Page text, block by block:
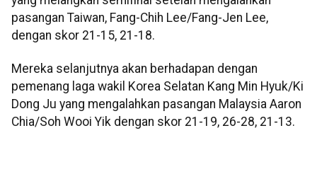
pasangan Taiwan, Fang-Chih Lee/Fang-Jen Lee,
dengan skor 21-15, 21-18.
Mereka selanjutnya akan berhadapan dengan
pemenang laga wakil Korea Selatan Kang Min Hyuk/Ki
Dong Ju yang mengalahkan pasangan Malaysia Aaron
Chia/Soh Wooi Yik dengan skor 21-19, 26-28, 21-13.